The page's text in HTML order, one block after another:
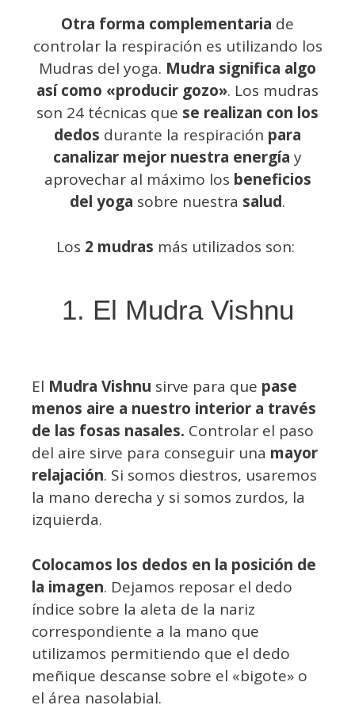
Otra forma complementaria de
controlar la respiración es utilizando los
Mudras del yoga. Mudra significa algo
así como «producir gozo». Los mudras
son 24 técnicas que se realizan con los
dedos durante la respiración para
canalizar mejor nuestra energía y
aprovechar al máximo los beneficios
del yoga sobre nuestra salud.
Los 2 mudras más utilizados son:
1. El Mudra Vishnu
El Mudra Vishnu sirve para que pase
menos aire a nuestro interior a través
de las fosas nasales. Controlar el paso
del aire sirve para conseguir una mayor
relajación. Si somos diestros, usaremos
la mano derecha y si somos zurdos, la
izquierda.
Colocamos los dedos en la posición de
la imagen. Dejamos reposar el dedo
índice sobre la aleta de la nariz
correspondiente a la mano que
utilizamos permitiendo que el dedo
meñique descanse sobre el «bigote» o
el área nasolabial.